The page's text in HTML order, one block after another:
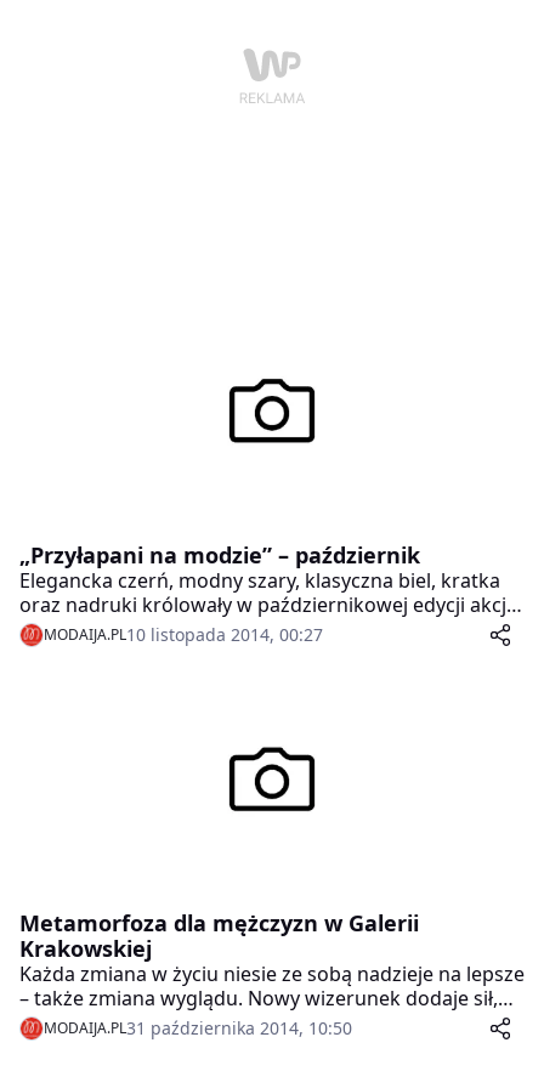
„Przyłapani na modzie” – październik
Elegancka czerń, modny szary, klasyczna biel, kratka
oraz nadruki królowały w październikowej edycji akcji
Galerii Krakowskiej „Przyłapani na modzie”. Pomimo
jesiennej aury udało się znaleźć wiele ciekawych
MODAIJA.PL10 listopada 2014, 00:27
Metamorfoza dla mężczyzn w Galerii
Krakowskiej
Każda zmiana w życiu niesie ze sobą nadzieje na lepsze
– także zmiana wyglądu. Nowy wizerunek dodaje sił,
pewności siebie i wiary w możliwość zrealizowania
marzeń. Potrzebna jest do tego jedynie odrobina
MODAIJA.PL31 października 2014, 10:50